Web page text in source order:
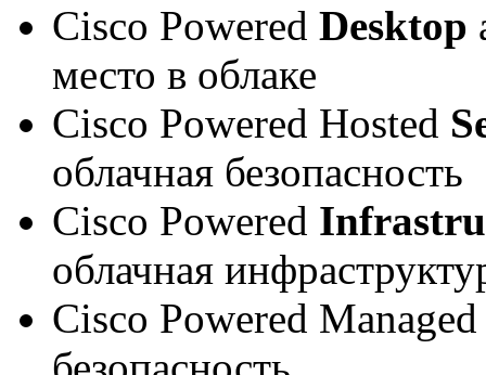
Cisco Powered Desktop
место в облаке
Cisco Powered Hosted
облачная безопасность
Cisco Powered
облачная
Cisco Powered